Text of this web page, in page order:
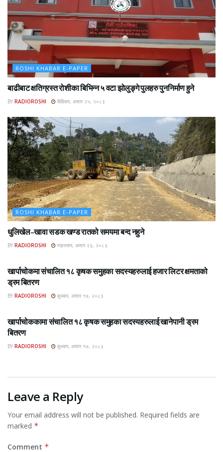
ROSHI KHABAR E-PAPER
बाढीबाट क्षतिग्रस्त रोशीका बिभिन्न ५ वटा झोलुङ्गे पुलहरु पुननिर्माण हुने
BY RADIOROSHI बिहिबार, असार २५, २०८३
ROSHI KHABAR E-PAPER
धुलिखेल–खावा सडक खण्ड रातको समयमा बन्द नहुने
BY RADIOROSHI मङ्लबार, असार २३, २०८३
खार्पाचोकमा संचालित १८ कृषक समुहका सदस्यहरुलाई हजार लिटर क्षमताको
ड्रम बितरण
BY RADIOROSHI बुधबार, असार १७, २०८३
ROSHI KHABAR E-PAPER
खार्पाचोककामा संचालित १८ कृषक समुहका सदस्यहरुलाई खानेपानी ड्रम
बितरण
BY RADIOROSHI बुधबार, असार १७, २०८३
Leave a Reply
Your email address will not be published. Required fields are
marked *
Comment *